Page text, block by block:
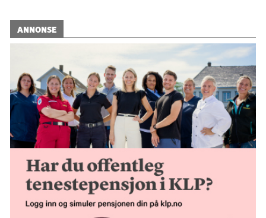
ANNONSE